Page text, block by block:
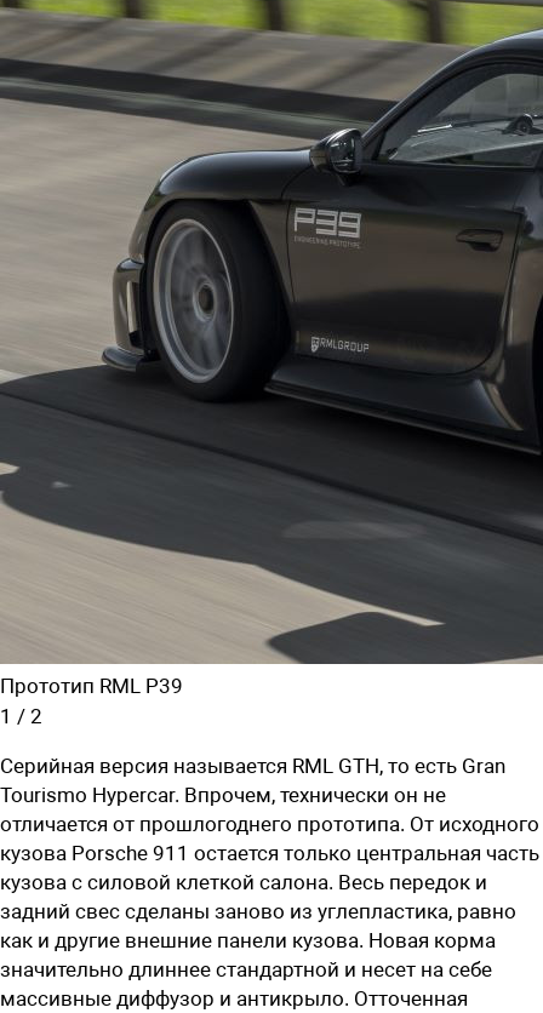
Прототип RML P39
1 / 2
Серийная версия называется RML GTH, то есть Gran
Tourismo Hypercar. Впрочем, технически он не
отличается от прошлогоднего прототипа. От исходного
кузова Porsche 911 остается только центральная часть
кузова с силовой клеткой салона. Весь передок и
задний свес сделаны заново из углепластика, равно
как и другие внешние панели кузова. Новая корма
значительно длиннее стандартной и несет на себе
массивные диффузор и антикрыло. Отточенная